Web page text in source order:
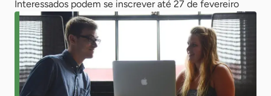
Interessados podem se inscrever até 27 de fevereiro